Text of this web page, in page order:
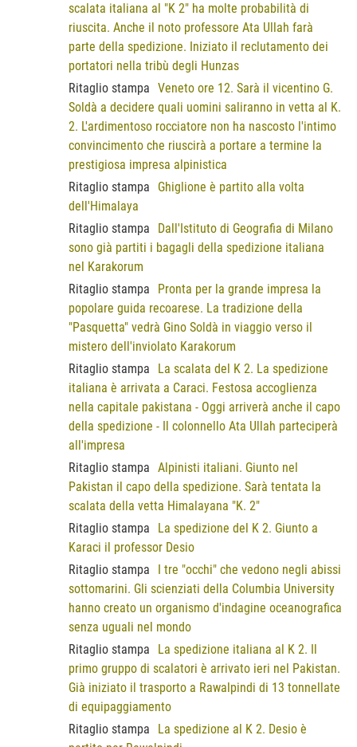
scalata italiana al "K 2" ha molte probabilità di
riuscita. Anche il noto professore Ata Ullah farà
parte della spedizione. Iniziato il reclutamento dei
portatori nella tribù degli Hunzas
Ritaglio stampa Veneto ore 12. Sarà il vicentino G.
Soldà a decidere quali uomini saliranno in vetta al K.
2. L'ardimentoso rocciatore non ha nascosto l'intimo
convincimento che riuscirà a portare a termine la
prestigiosa impresa alpinistica
Ritaglio stampa
Ghiglione è partito alla volta
dell'Himalaya
Ritaglio stampa
Dall'Istituto di Geografia di Milano
sono già partiti i bagagli della spedizione italiana
nel Karakorum
Ritaglio stampa
Pronta per la grande impresa la
popolare guida recoarese. La tradizione della
"Pasquetta" vedrà Gino Soldà in viaggio verso il
mistero dell'inviolato Karakorum
Ritaglio stampa
La scalata del K 2. La spedizione
italiana è arrivata a Caraci. Festosa accoglienza
nella capitale pakistana - Oggi arriverà anche il capo
della spedizione - Il colonnello Ata Ullah parteciperà
all'impresa
Ritaglio stampa Alpinisti italiani. Giunto nel
Pakistan il capo della spedizione. Sarà tentata la
scalata della vetta Himalayana "K. 2"
Ritaglio stampa
La spedizione del K 2. Giunto a
Karaci il professor Desio
Ritaglio stampa
I tre "occhi" che vedono negli abissi
sottomarini. Gli scienziati della Columbia University
hanno creato un organismo d'indagine oceanografica
senza uguali nel mondo
Ritaglio stampa
La spedizione italiana al K 2. Il
primo gruppo di scalatori è arrivato ieri nel Pakistan.
Già iniziato il trasporto a Rawalpindi di 13 tonnellate
di equipaggiamento
Ritaglio stampa
La spedizione al K 2. Desio è